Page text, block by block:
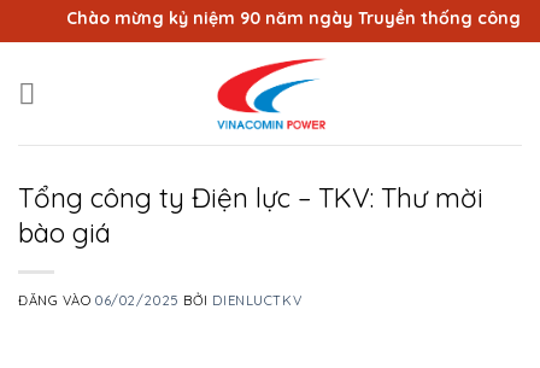
qua
dung
Chào mừng kỷ niệm 90 năm ngày Truyền thống công
Tổng công ty Điện lực – TKV: Thư mời
bào giá
ĐĂNG VÀO06/02/2025 BỞI DIENLUCTKV